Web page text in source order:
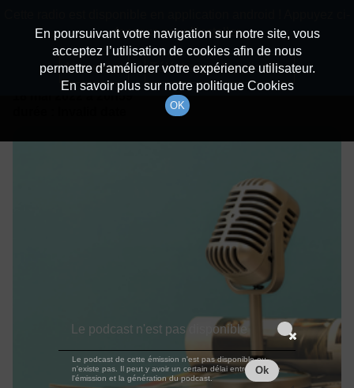
Détails De L'épisode
à 20h59
En poursuivant votre navigation sur notre site, vous
acceptez l’utilisation de cookies afin de nous
permettre d’améliorer votre expérience utilisateur.
En savoir plus sur notre politique Cookies
OK
dessous pour l'installer.
Non merci Télécharger l'application
Le podcast n'est pas disponible
Le podcast de cette émission n'est pas disponible ou
n'existe pas. Il peut y avoir un certain délai entre la fin de
l'émission et la génération du podcast.
Ok